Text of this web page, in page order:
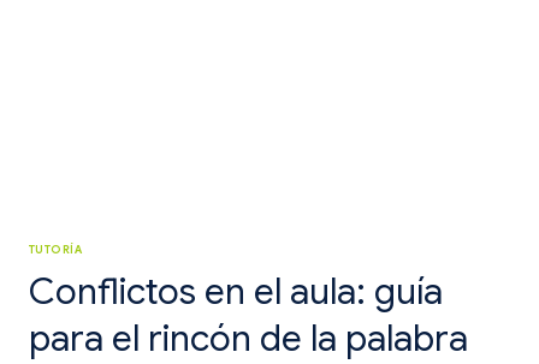
TUTORÍA
Conflictos en el aula: guía
para el rincón de la palabra